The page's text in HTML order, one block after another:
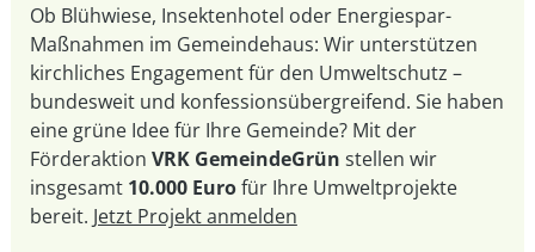
Ob Blühwiese, Insektenhotel oder Energiespar-
Maßnahmen im Gemeindehaus: Wir unterstützen
kirchliches Engagement für den Umweltschutz –
bundesweit und konfessionsübergreifend. Sie haben
eine grüne Idee für Ihre Gemeinde? Mit der
Förderaktion VRK GemeindeGrün stellen wir
insgesamt 10.000 Eurofür Ihre Umweltprojekte
bereit. Jetzt Projekt anmelden